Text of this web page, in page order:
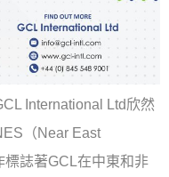
International Ltd欣然
（Near East
誌著GCL在中東和非